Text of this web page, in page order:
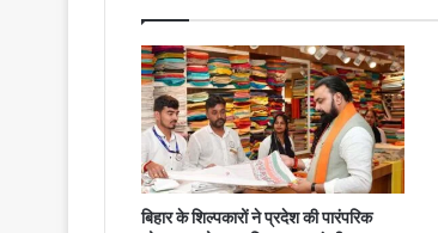
बिहार के शिल्पकारों ने प्रदेश की पारंपरिक